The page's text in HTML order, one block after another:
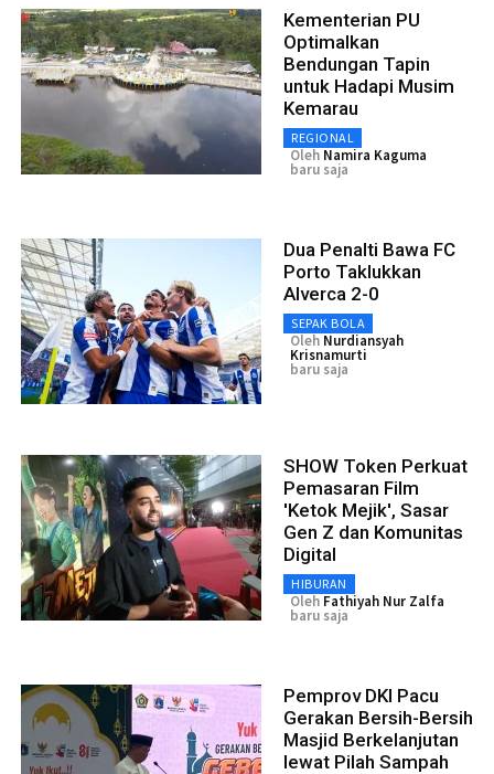
Kementerian PU
Optimalkan
Bendungan Tapin
untuk Hadapi Musim
Kemarau
REGIONAL
Oleh Namira Kaguma
baru saja
Dua Penalti Bawa FC
Porto Taklukkan
Alverca 2-0
SEPAK BOLA
Oleh Nurdiansyah
Krisnamurti
baru saja
SHOW Token Perkuat
Pemasaran Film
'Ketok Mejik', Sasar
Gen Z dan Komunitas
Digital
HIBURAN
Oleh Fathiyah Nur Zalfa
baru saja
Pemprov DKI Pacu
Gerakan Bersih-Bersih
Masjid Berkelanjutan
lewat Pilah Sampah